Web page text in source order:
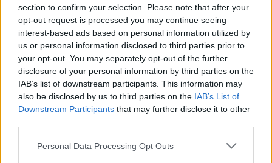
section to confirm your selection. Please note that after your
opt-out request is processed you may continue seeing
interest-based ads based on personal information utilized by
us or personal information disclosed to third parties prior to
your opt-out. You may separately opt-out of the further
disclosure of your personal information by third parties on the
IAB’s list of downstream participants. This information may
also be disclosed by us to third parties on the IAB’s List of
Downstream Participants that may further disclose it to other
Please note that this website/app uses one or more Google
Personal Data Processing Opt Outs
budai várparancsnokot, a tanács pedig a pénzbírság mellett
lakóhelyükről való kizárással fenyegette ezeket a
személyeket.
A társadalmi rend felbomlása karantén idején akár lázadásig
is fajulhatott, ahogyan 1739-ben történt a Tabánban. A
családtagok nem engedték elvinni beteg hozzátartozóikat,
mire katonák érkeztek a beteghordók segítségére, kisebb
dulakodás támadt. Asszonyok azt kezdték híresztelni, hogy